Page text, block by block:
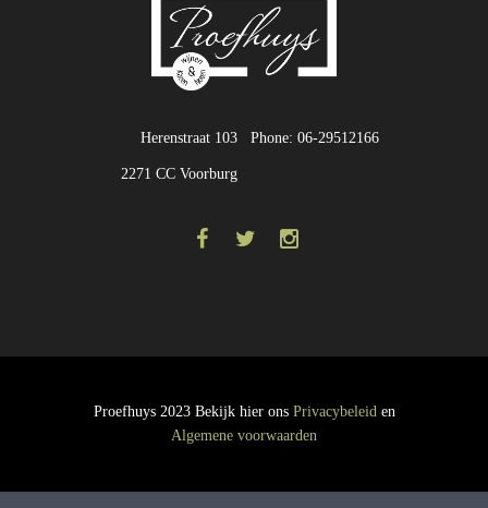
Phone: 06-29512166
Herenstraat 103
2271 CC Voorburg
Proefhuys 2023 Bekijk hier ons Privacybeleiden
Algemene voorwaarden